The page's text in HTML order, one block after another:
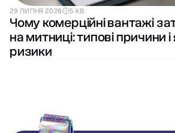
29 ЛИПНЯ 2026 5 ХВ
Чому комерційні вантажі
на митниці: типові причини
ризики